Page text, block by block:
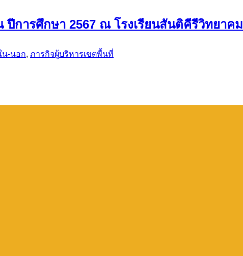
การศึกษา 2567 ณ โรงเรียนสันติคีรีวิทยาคม
น-นอก, ภารกิจผู้บริหารเขตพื้นที่